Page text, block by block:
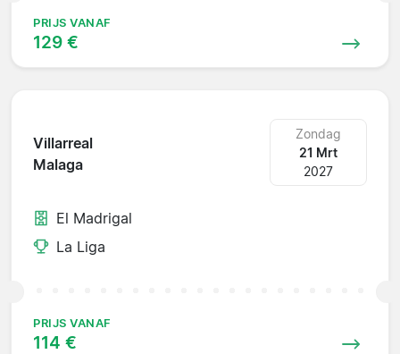
PRIJS VANAF
129 €
Villarreal
Malaga
Zondag
21 Mrt
2027
El Madrigal
La Liga
PRIJS VANAF
114 €